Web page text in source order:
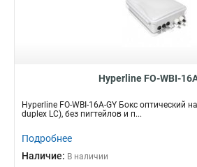
Hyperline FO-WBI-
Hyperline FO-WBI-16A-GY Бокс оптический
duplex LC), без пигтейлов и п...
Подробнее
Наличие: В наличии